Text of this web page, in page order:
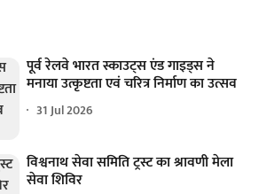
पूर्व रेलवे भारत स्काउट्स एंड गाइड्स ने
मनाया उत्कृष्टता एवं चरित्र निर्माण का उत्सव
31 Jul 2026
विश्वनाथ सेवा समिति ट्रस्ट का श्रावणी मेला
सेवा शिविर